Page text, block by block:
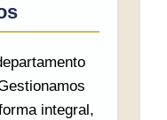
integral,